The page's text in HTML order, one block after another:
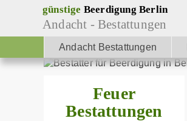
Datenschutzgünstige Beerdigung Berlin
Andacht - Bestattungen
Andacht Bestattungen
Feuer
Bestattungen